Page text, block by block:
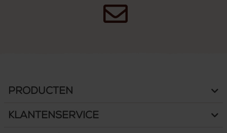
Producten
Klantenservice